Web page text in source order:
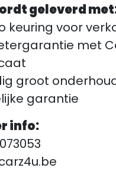
geleverd
keuring voor
met
groot
garantie
info: